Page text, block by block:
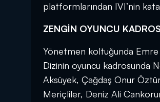
platformlarından IVI’nin
ZENGİN OYUNCU
Yönetmen koltuğunda Emre
Dizinin oyuncu kadrosunda
Aksüyek, Çağdaş Onur
Meriçliler, Deniz Ali